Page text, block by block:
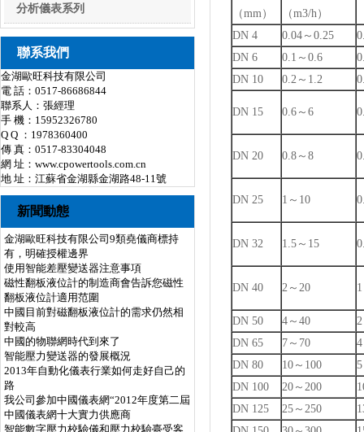
進口儀表系列
分析儀表系列
分析儀表系列
聯系我們
金湖歐旺科技有限公司
電 話：0517-86686844
聯系人：張經理
手 機：15952326780
Q Q ：1978360400
傳 真：0517-83304048
網 址： www.cpowertools.com.cn
地 址：江蘇省金湖縣金湖路48-11號
新聞動態
金湖歐旺科技有限公司9類堯儀商標持
有，明確授權邊界
使用智能差壓變送器注意事項
磁性翻板液位計的制造商會告訴您磁性
翻板液位計適用范圍
中國目前對磁翻板液位計的需求仍然相
對較高
中國的物聯網時代到來了
智能壓力變送器的發展概況
2013年自動化儀表行業如何走好自己的
路
我公司參加中國儀表網“2012年度第二屆
中國儀表網十大實力供應商
智能數字壓力校驗儀和壓力校驗臺受客
（mm）
（m3/h）
DN 4
0.04～0.25
DN 6
0.1～0.6
DN 10
0.2～1.2
DN 15 0.6～6
DN 20 0.8～8
DN 25 1～10
DN 32 1.5～15
DN 40 2～20
DN 50 4～40
DN 65
7～70
DN 80
10～100
DN 100
20～200
DN 125
25～250